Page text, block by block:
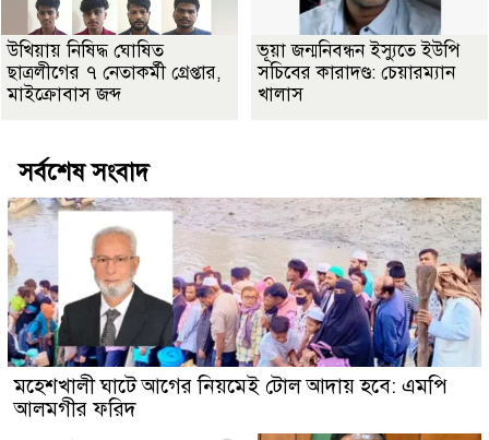
উখিয়ায় নিষিদ্ধ ঘোষিত
ছাত্রলীগের ৭ নেতাকর্মী গ্রেপ্তার,
মাইক্রোবাস জব্দ
ভূয়া জন্মনিবন্ধন ইস্যুতে ইউপি
সচিবের কারাদণ্ড: চেয়ারম্যান
খালাস
সর্বশেষ সংবাদ
মহেশখালী ঘাটে আগের নিয়মেই টোল আদায় হবে: এমপি
আলমগীর ফরিদ